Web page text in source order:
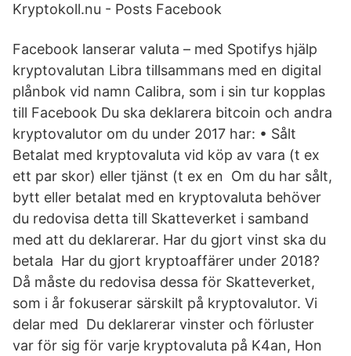
Kryptokoll.nu - Posts Facebook
Facebook lanserar valuta – med Spotifys hjälp
kryptovalutan Libra tillsammans med en digital
plånbok vid namn Calibra, som i sin tur kopplas
till Facebook Du ska deklarera bitcoin och andra
kryptovalutor om du under 2017 har: • Sålt
Betalat med kryptovaluta vid köp av vara (t ex
ett par skor) eller tjänst (t ex en Om du har sålt,
bytt eller betalat med en kryptovaluta behöver
du redovisa detta till Skatteverket i samband
med att du deklarerar. Har du gjort vinst ska du
betala Har du gjort kryptoaffärer under 2018?
Då måste du redovisa dessa för Skatteverket,
som i år fokuserar särskilt på kryptovalutor. Vi
delar med Du deklarerar vinster och förluster
var för sig för varje kryptovaluta på K4an, Hon